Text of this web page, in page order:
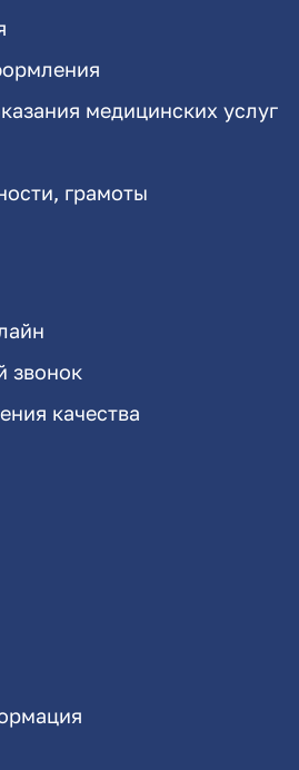
медицинских услуг
грамоты
звонок
качества